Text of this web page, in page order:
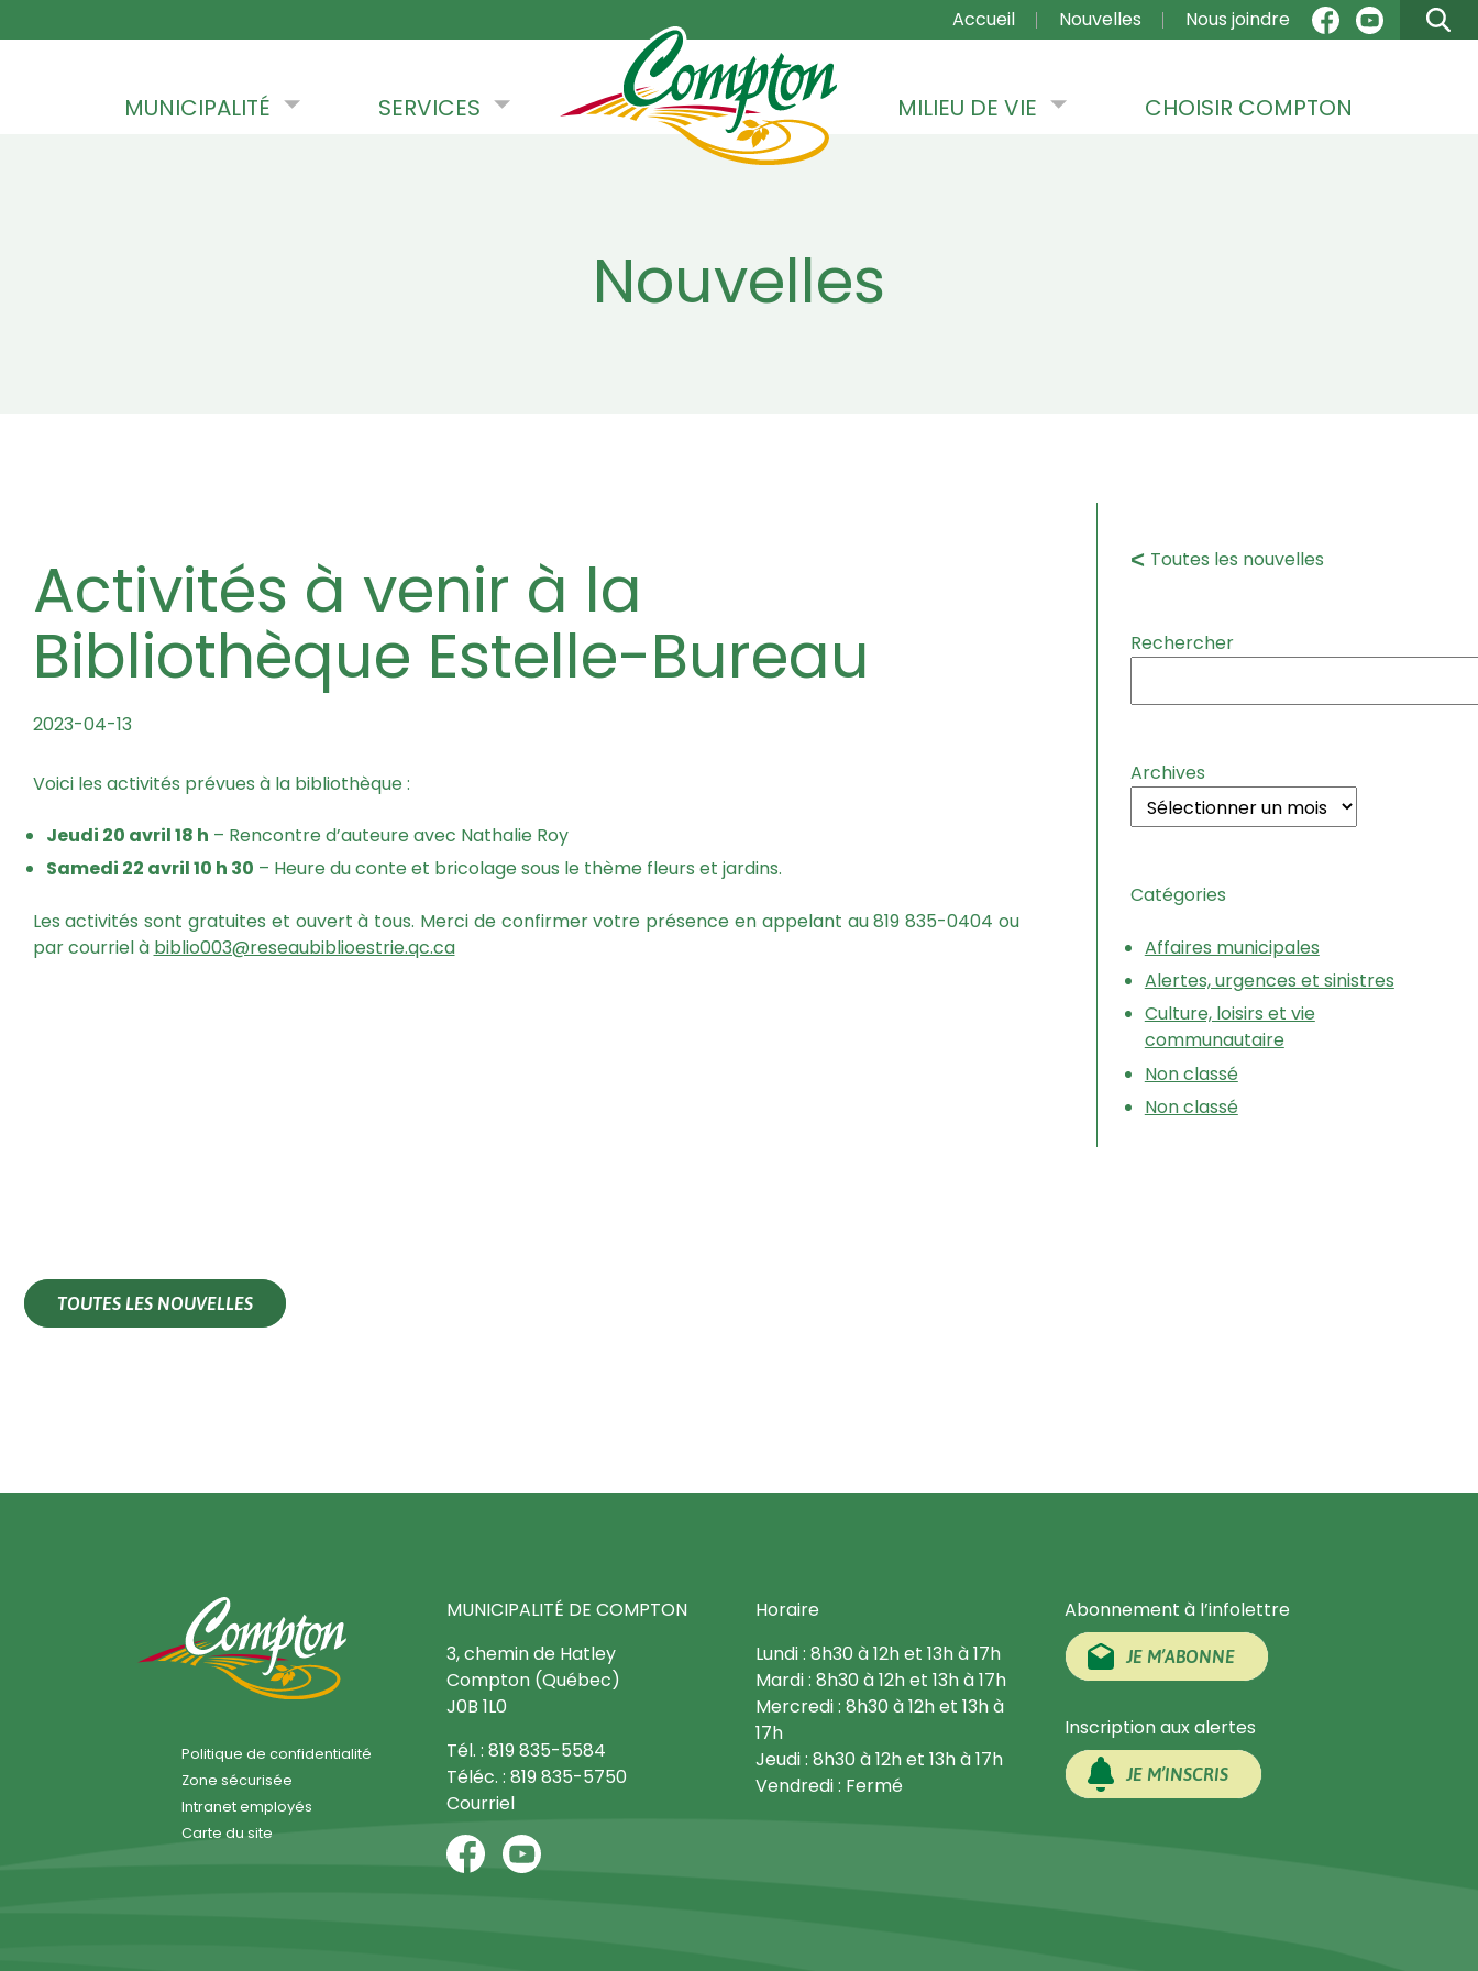
MAIN NAVIGATION
Accueil Nouvelles Nous joindre
MUNICIPALITÉ SERVICES MILIEU DE VIE CHOISIR COMPTON
Nouvelles
Activités à venir à la
Bibliothèque Estelle-Bureau
2023-04-13
Voici les activités prévues à la bibliothèque :
Jeudi 20 avril 18 h – Rencontre d’auteure avec Nathalie Roy
Samedi 22 avril 10 h 30 – Heure du conte et bricolage sous le thème fleurs et jardins.
Les activités sont gratuites et ouvert à tous. Merci de confirmer votre présence en appelant au 819 835-0404 ou
par courriel à biblio003@reseaubiblioestrie.qc.ca
Toutes les nouvelles
Rechercher
Archives
Catégories
Affaires municipales
Alertes, urgences et sinistres
Culture, loisirs et vie
communautaire
Non classé
Non classé
TOUTES LES NOUVELLES
Politique de confidentialité
Zone sécurisée
Intranet employés
Carte du site
MUNICIPALITÉ DE COMPTON
3, chemin de Hatley
Compton (Québec)
J0B 1L0
Tél. : 819 835-5584
Téléc. : 819 835-5750
Courriel
Horaire
Lundi : 8h30 à 12h et 13h à 17h
Mardi : 8h30 à 12h et 13h à 17h
Mercredi : 8h30 à 12h et 13h à
17h
Jeudi : 8h30 à 12h et 13h à 17h
Vendredi : Fermé
Abonnement à l’infolettre
JE M’ABONNE
Inscription aux alertes
JE M’INSCRIS